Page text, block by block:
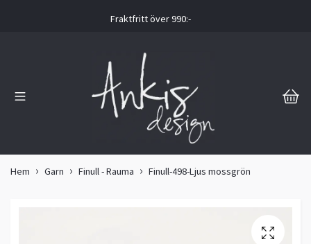
Fraktfritt över 990:-
Hem Garn Finull - Rauma Finull-498-Ljus mossgrön